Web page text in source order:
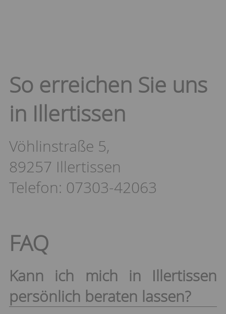
So erreichen Sie uns
in Illertissen
Vöhlinstraße 5,
89257 Illertissen
Telefon: 07303-42063
FAQ
Kann ich mich in Illertissen
persönlich beraten lassen?